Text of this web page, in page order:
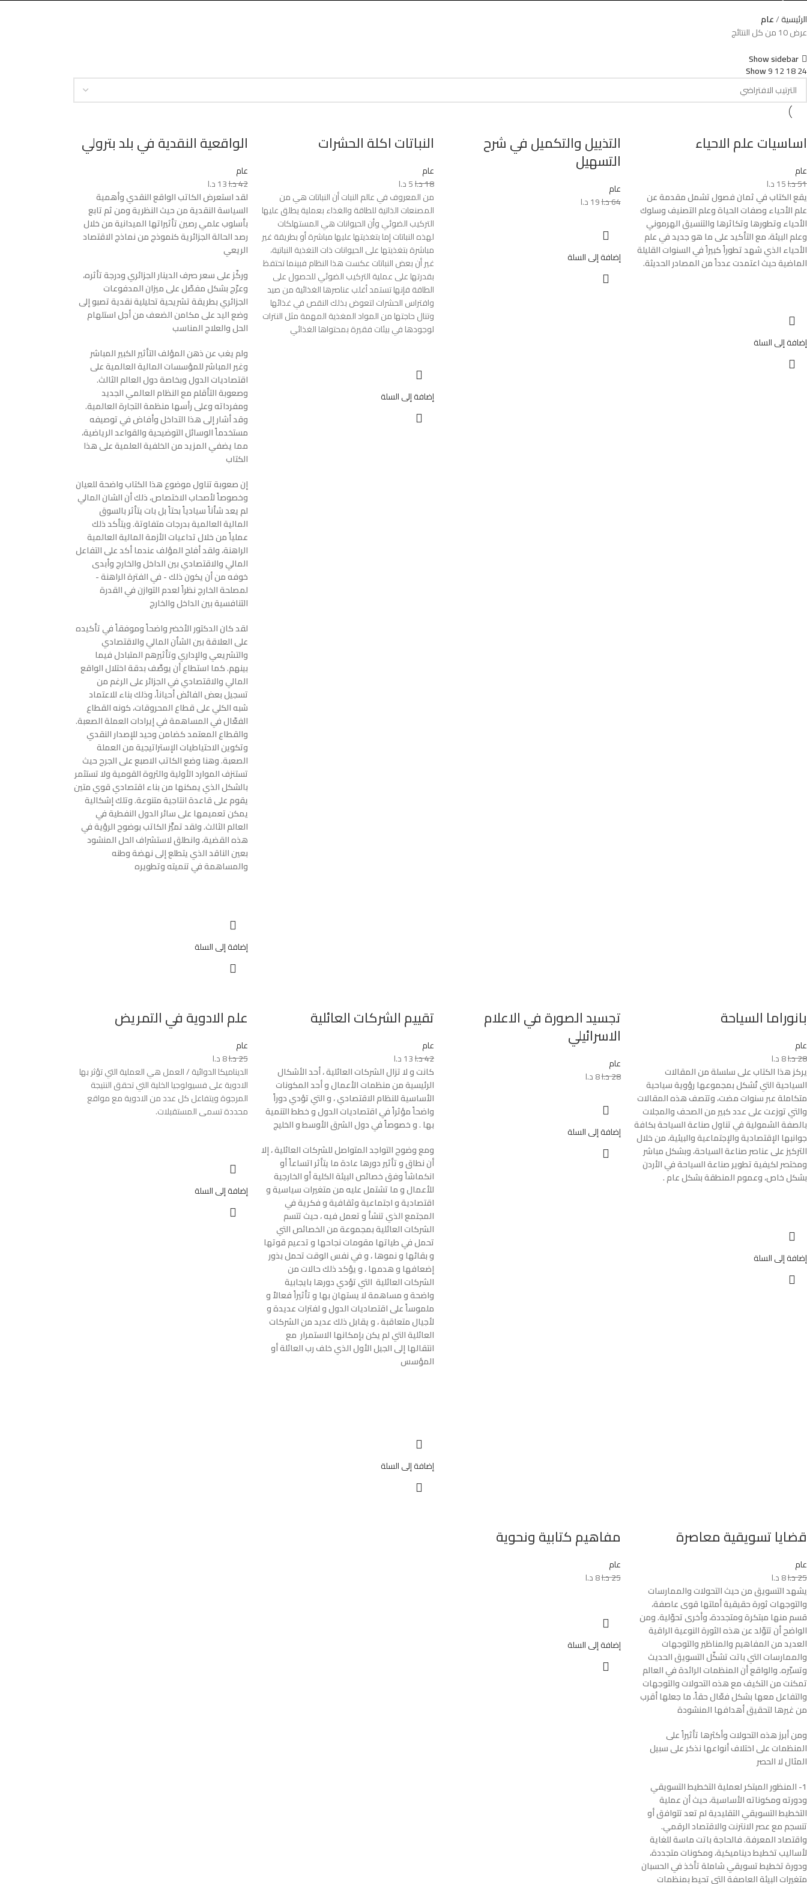
الرئيسية عام
عرض ⁦10⁩ من كل النتائج
Show sidebar
Show9121824
اساسيات علم الاحياء
عام
51د.ا15د.ا
يقع الكتاب في ثمان فصول تشمل مقدمة عن
علم الأحياء وصفات الحياة وعلم التصنيف وسلوك
الأحياء وتطورها وتكاثرها والتنسيق الهرموني
وعلم البيئة، مع التأكيد على ما هو جديد في علم
الأحياء الذي شهد تطوراً كبيراً في السنوات القليلة
الماضية حيث اعتمدت عدداً من المصادر الحديثة.
إضافة إلى السلة
التذييل والتكميل في شرح
التسهيل
عام
64د.ا19د.ا
إضافة إلى السلة
النباتات اكلة الحشرات
عام
18د.ا5د.ا
من المعروف في عالم النبات أن النباتات هي من
المصنعات الذاتية للطاقة والغذاء بعملية يطلق عليها
التركيب الضوئي وأن الحيوانات هي المستهلكات
لهذه النباتات إما بتغذيتها عليها مباشرة أو بطريقة غير
مباشرة بتغذيتها على الحيوانات ذات التغذية النباتية،
غير أن بعض النباتات عكست هذا النظام فبينما تحتفظ
بقدرتها على عملية التركيب الضوئي للحصول على
الطاقة فإنها تستمد أغلب عناصرها الغذائية من صيد
وافتراس الحشرات لتعوض بذلك النقص في غذائها
وتنال حاجتها من المواد المغذية المهمة مثل النترات
لوجودها في بيئات فقيرة بمحتواها الغذائي
إضافة إلى السلة
الواقعية النقدية في بلد بترولي
عام
42د.ا13د.ا
لقد استعرض الكاتب الواقع النقدي وأهمية
السياسة النقدية من حيث النظرية ومن ثم تابع
بأسلوب علمي رصين تأثيراتها الميدانية من خلال
رصد الحالة الجزائرية كنموذج من نماذج الاقتصاد
الريعي
وركّز على سعر صرف الدينار الجزائري ودرجة تأثره،
وعرّج بشكل مفصّل على ميزان المدفوعات
الجزائري بطريقة تشريحية تحليلية نقدية تصبو إلى
وضع اليد على مكامن الضعف من أجل استلهام
الحل والعلاج المناسب
ولم يغب عن ذهن المؤلف التأثير الكبير المباشر
وغير المباشر للمؤسسات المالية العالمية على
اقتصاديات الدول وبخاصة دول العالم الثالث.
وصعوبة التأقلم مع النظام العالمي الجديد
ومفرداته وعلى رأسها منظمة التجارة العالمية.
وقد أشار إلى هذا التداخل وأفاض في توصيفه
مستخدماً الوسائل التوضيحية والقواعد الرياضية،
مما يضفي المزيد من الخلفية العلمية على هذا
الكتاب
إن صعوبة تناول موضوع هذا الكتاب واضحة للعيان
وخصوصاً لأصحاب الاختصاص، ذلك أن الشان المالي
لم يعد شأناً سيادياً بحتاً بل بات يتأثر بالسوق
المالية العالمية بدرجات متفاوتة. ويتأكد ذلك
عملياً من خلال تداعيات الأزمة المالية العالمية
الراهنة، ولقد أفلح المؤلف عندما أكد على التفاعل
المالي والاقتصادي بين الداخل والخارج وأبدى
خوفه من أن يكون ذلك - في الفترة الراهنة -
لمصلحة الخارج نظراً لعدم التوازن في القدرة
التنافسية بين الداخل والخارج
لقد كان الدكتور الأخضر واضحاً وموفقاً في تأكيده
على العلاقة بين الشأن المالي والاقتصادي
والتشريعي والإداري وتأثيرهم المتبادل فيما
بينهم. كما استطاع أن يوصِّف بدقة اختلال الواقع
المالي والاقتصادي في الجزائر على الرغم من
تسجيل بعض الفائض أحياناً، وذلك بناء للاعتماد
شبه الكلي على قطاع المحروقات، كونه القطاع
الفعّال في المساهمة في إيرادات العملة الصعبة.
والقطاع المعتمد كضامن وحيد للإصدار النقدي
وتكوين الاحتياطيات الإستراتيجية من العملة
الصعبة. وهنا وضع الكاتب الاصبع على الجرح حيث
تستنزف الموارد الأولية والثروة القومية ولا تستثمر
بالشكل الذي يمكنها من بناء اقتصادي قوي متين
يقوم على قاعدة انتاجية متنوعة. وتلك إشكالية
يمكن تعميمها على سائر الدول النفطية في
العالم الثالث. ولقد تميَّز الكاتب بوضوح الرؤية في
هذه القضية، وانطلق لاستشراف الحل المنشود
بعين الناقد الذي يتطلع إلى نهضة وطنه
والمساهمة في تنميته وتطويره
إضافة إلى السلة
بانوراما السياحة
عام
28د.ا8د.ا
يركز هذا الكتاب على سلسلة من المقالات
السياحية التي تُشكل بمجموعها رؤوية سياحية
متكاملة عبر سنوات مضت،وتتصف هذه المقالات
والتي توزعت على عدد كبير من الصحف والمجلات
بالصفة الشمولية في تناول صناعة السياحةبكافة
جوانبها الإقتصادية والإجتماعية والبيئية، من خلال
التركيز على عناصر صناعة السياحة، وبشكل مباشر
ومختصرلكيفية تطوير صناعة السياحة في الأردن
بشكل خاص، وعموم المنطقة بشكل عام .
إضافة إلى السلة
تجسيد الصورة في الاعلام
الاسرائيلي
عام
28د.ا8د.ا
إضافة إلى السلة
تقييم الشركات العائلية
عام
42د.ا13د.ا
كانت و لا تزال الشركات العائلية ، أحد الأشكال
الرئيسية من منظمات الأعمال و أحد المكونات
الأساسية للنظام الاقتصادي ، و التي تؤدي دوراً
واضحاً مؤثراً في اقتصاديات الدول و خطط التنمية
بها . و خصوصاً في دول الشرق الأوسط و الخليج
ومع وضوح التواجد المتواصل للشركات العائلية ، إلا
أن نطاق و تأثير دورها عادة ما يتأثر اتساعاً أو
انكماشاً وفق خصائص البيئة الكلية أو الخارجية
للأعمال و ما تشتمل عليه من متغيرات سياسية و
اقتصادية و اجتماعية وثقافية و فكرية في
المجتمع الذي تنشأ و تعمل فيه ، حيث تتسم
الشركات العائلية بمجموعة من الخصائص التي
تحمل في طياتها مقومات نجاحها و تدعيم قوتها
و بقائها و نموها ، و في نفس الوقت تحمل بذور
إضعافها و هدمها ، و يؤكد ذلك حالات من
الشركات العائلية التي تؤدي دورها بايجابية
واضحة و مساهمة لا يستهان بها و تأثيراً فعالاً و
ملموساً على اقتصاديات الدول و لفترات عديدة و
لأجيال متعاقبة ، و يقابل ذلك عديد من الشركات
العائلية التي لم يكن بإمكانها الاستمرار مع
انتقالها إلى الجيل الأول الذي خلف رب العائلة أو
المؤسس
إضافة إلى السلة
علم الادوية في التمريض
عام
25د.ا8د.ا
الديناميكا الدوائية / العمل هي العملية التي تؤثر بها
الادوية على فسيولوجيا الخلية التي تحقق النتيجة
المرجوة ويتفاعل كل عدد من الادوية مع مواقع
محددة تسمى المستقبلات.
إضافة إلى السلة
قضايا تسويقية معاصرة
عام
25د.ا8د.ا
يشهد التسويق من حيث التحولات والممارسات
والتوجهات ثورة حقيقية أملتها قوى عاصفة،
قسم منها مبتكرة ومتجددة، وأخرى تحوّلية. ومن
الواضح أن تتوّلد عن هذه الثورة النوعية الراقية
العديد من المفاهيم والمناظير والتوجهات
والممارسات التي باتت تشكّل التسويق الحديث
وتسيّره. والواقع أن المنظمات الرائدة في العالم
تمكنت من التكيف مع هذه التحولات والتوجهات
والتفاعل معها بشكل فعّال حقاً، ما جعلها أقرب
من غيرها لتحقيق أهدافها المنشودة
ومن أبرز هذه التحولات وأكثرها تأثيراً على
المنظمات على اختلاف أنواعها نذكر على سبيل
المثال لا الحصر
1- المنظور المبتكر لعملية التخطيط التسويقي
ودورته ومكوناته الأساسية، حيث أن عملية
التخطيط التسويقي التقليدية لم تعد تتوافق أو
تنسجم مع عصر الانترنت والاقتصاد الرقمي.
واقتصاد المعرفة. فالحاجة باتت ماسة للغاية
لأساليب تخطيط ديناميكية، ومكونات متجددة،
ودورة تخطيط تسويقي شاملة تأخذ في الحسبان
متغيرات البيئة العاصفة التي تحيط بمنظمات
مفاهيم كتابية ونحوية
عام
25د.ا8د.ا
إضافة إلى السلة